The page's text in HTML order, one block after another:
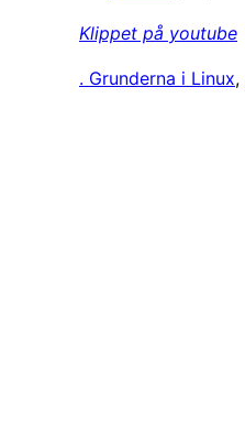
Klippet på youtube
. Grunderna i Linux,